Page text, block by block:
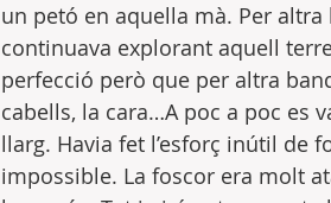
un petó en aquella mà. Per
continuava explorant aquell
perfecció però que per altra
cabells, la cara…A poc a poc es
llarg. Havia fet l’esforç inútil de
impossible. La foscor era molt